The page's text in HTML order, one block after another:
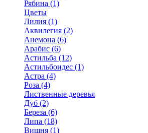
Рябина (1)
Цветы
Лилия (1)
Аквилегия (2)
Анемона (6)
Арабис (6)
Астильба (12)
Астильбоидес (1)
Астра (4)
Роза (4)
Лиственные деревья
Дуб (2)
Береза (6)
Липа (18)
Вишня (1)